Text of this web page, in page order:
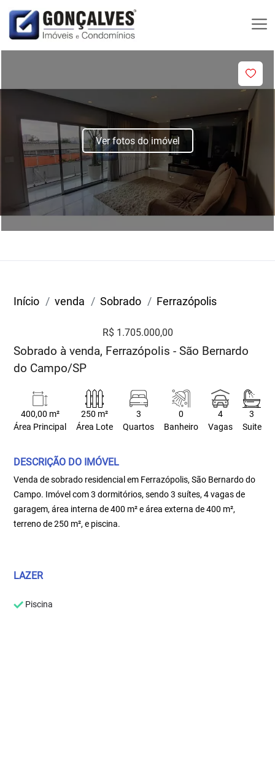
Ver fotos do imóvel
Início venda Sobrado Ferrazópolis
R$ 1.705.000,00
Sobrado à venda, Ferrazópolis - São Bernardo
do Campo/SP
400,00 m²
Área Principal
250 m²
Área Lote
3
Quartos
0
Banheiro
4
Vagas
3
Suite
DESCRIÇÃO DO IMÓVEL
Venda de sobrado residencial em Ferrazópolis, São Bernardo do
Campo. Imóvel com 3 dormitórios, sendo 3 suítes, 4 vagas de
garagem, área interna de 400 m² e área externa de 400 m²,
terreno de 250 m², e piscina.
LAZER
Piscina